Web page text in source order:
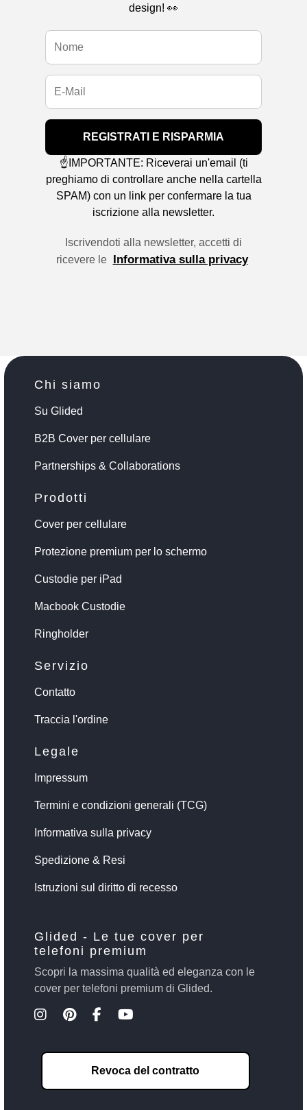
design! 👀
REGISTRATI E RISPARMIA
☝️IMPORTANTE: Riceverai un'email (ti
preghiamo di controllare anche nella cartella
SPAM) con un link per confermare la tua
iscrizione alla newsletter.
Iscrivendoti alla newsletter, accetti di
ricevere le Informativa sulla privacy
Chi siamo
Su Glided
B2B Cover per cellulare
Partnerships & Collaborations
Prodotti
Cover per cellulare
Protezione premium per lo schermo
Custodie per iPad
Macbook Custodie
Ringholder
Servizio
Contatto
Traccia l'ordine
Legale
Impressum
Termini e condizioni generali (TCG)
Informativa sulla privacy
Spedizione & Resi
Istruzioni sul diritto di recesso
Glided - Le tue cover per
telefoni premium
Scopri la massima qualità ed eleganza con le
cover per telefoni premium di Glided.
Revoca del contratto